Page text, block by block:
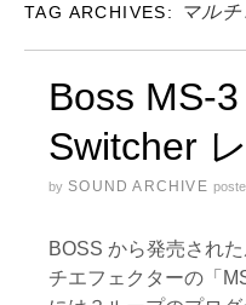
TAG ARCHIVES: マル
Boss MS-
Switcher
by SOUND ARCHIVE
BOSS から発売され
チエフェクターの「